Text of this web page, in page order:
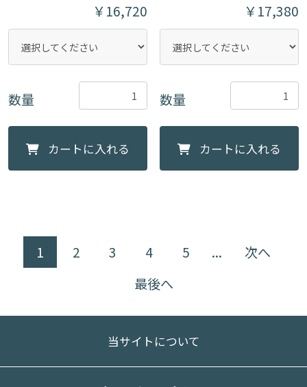
￥16,720
数量
カートに入れる
￥17,380
数量
カートに入れる
1 2 3 4 5 ...
次へ
最後へ
当サイトについて